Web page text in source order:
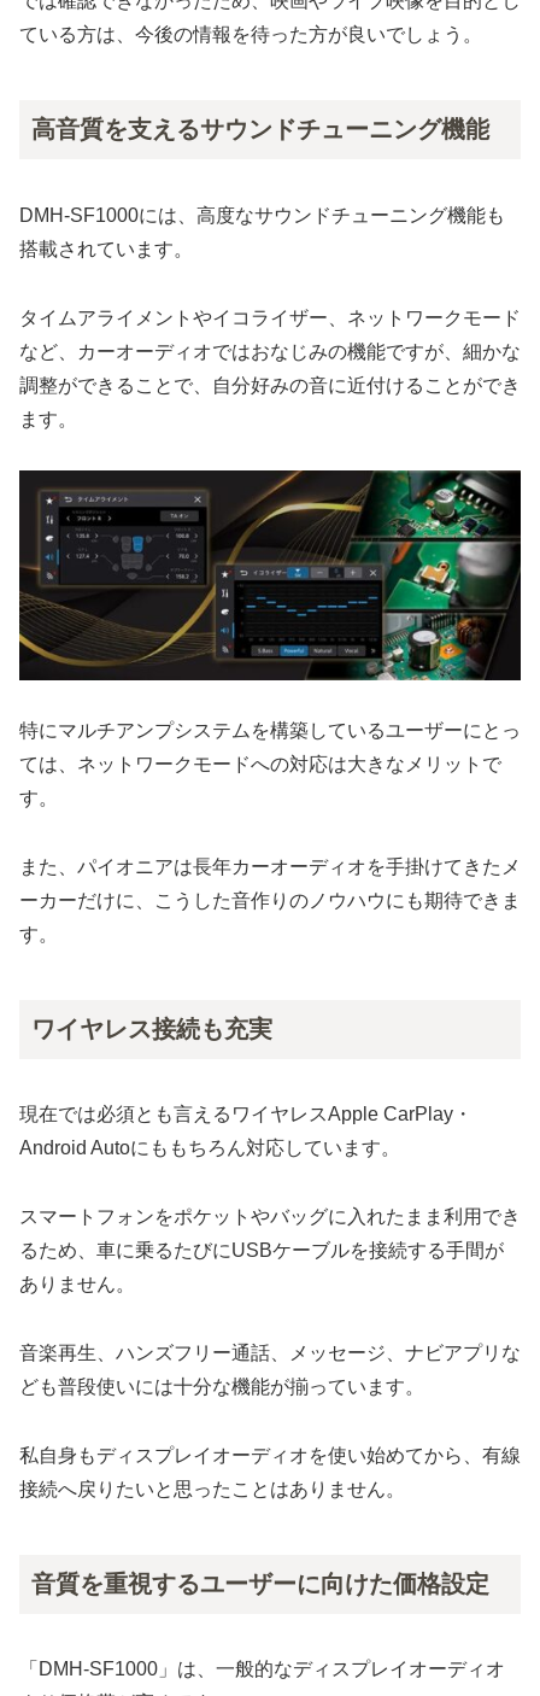
ている方は、今後の情報を待った方が良いでしょう。
高音質を支えるサウンドチューニング機能
DMH-SF1000には、高度なサウンドチューニング機能も
搭載されています。
タイムアライメントやイコライザー、ネットワークモード
など、カーオーディオではおなじみの機能ですが、細かな
調整ができることで、自分好みの音に近付けることができ
ます。
特にマルチアンプシステムを構築しているユーザーにとっ
ては、ネットワークモードへの対応は大きなメリットで
す。
また、パイオニアは長年カーオーディオを手掛けてきたメ
ーカーだけに、こうした音作りのノウハウにも期待できま
す。
ワイヤレス接続も充実
現在では必須とも言えるワイヤレスApple CarPlay・
Android Autoにももちろん対応しています。
スマートフォンをポケットやバッグに入れたまま利用でき
るため、車に乗るたびにUSBケーブルを接続する手間が
ありません。
音楽再生、ハンズフリー通話、メッセージ、ナビアプリな
ども普段使いには十分な機能が揃っています。
私自身もディスプレイオーディオを使い始めてから、有線
接続へ戻りたいと思ったことはありません。
音質を重視するユーザーに向けた価格設定
「DMH-SF1000」は、一般的なディスプレイオーディオ